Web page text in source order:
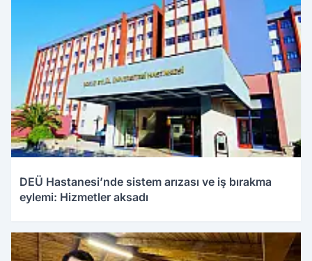
DEÜ Hastanesi’nde sistem arızası ve iş bırakma
eylemi: Hizmetler aksadı